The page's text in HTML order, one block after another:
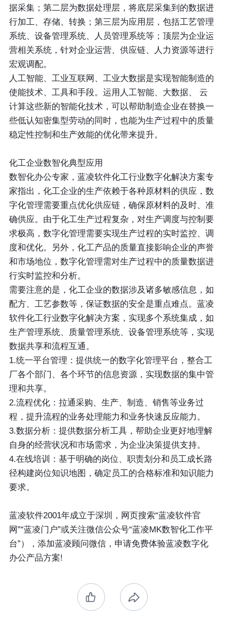
据采集；第二层为数据处理层，将底层采集到的数据进
行加工、存储、转换；第三层为应用层，包括工艺管理
系统、设备管理系统、人员管理系统等；顶层为企业运
营相关系统，针对企业运营、供应链、人力资源等进行
宏观调配。
人工智能、工业互联网、工业大数据是实现智能制造的
使能技术、工具和手段。运用人工智能、大数据、 云
计算这些新的智能化技术，可以帮助制造企业在替换一
些低认知密集型劳动的同时，也能为生产过程中的质量
稳定性控制和生产效能的优化带来提升。
化工企业数智化典型应用
数智化办公专家，蓝凌软件化工行业数字化解决方案专
家指出，化工企业的生产依赖于各种原材料的供应，数
字化管理需要重点优化供应链，确保原材料的及时、准
确供应。由于化工生产过程复杂，对生产调度与控制要
求极高，数字化管理需要实现生产过程的实时监控、调
度和优化。另外，化工产品的质量直接影响企业的声誉
和市场地位，数字化管理需对生产过程中的质量数据进
行实时监控和分析。
需要注意的是，化工企业的数据涉及诸多敏感信息，如
配方、工艺参数等，保证数据的安全是重点难点。蓝凌
软件化工行业数字化解决方案，实现多个系统集成，如
生产管理系统、质量管理系统、设备管理系统等，实现
数据共享和流程互通。
1.统一平台管理：提供统一的数字化管理平台，整合工
厂各个部门、各个环节的信息资源，实现数据的集中管
理和共享。
2.流程优化：拉通采购、生产、制造、销售等业务过
程，提升流程的业务处理能力和业务快速反应能力。
3.数据分析：提供数据分析工具，帮助企业更好地理解
自身的经营状况和市场需求，为企业决策提供支持。
4.在线培训：基于明确的岗位、职责划分和员工成长路
径构建岗位知识地图，确定员工的合格标准和知识能力
要求。
蓝凌软件2001年成立于深圳，网页搜索“蓝凌软件官
网”“蓝凌门户”或关注微信公众号“蓝凌MK数智化工作平
台”），添加蓝凌顾问微信，申请免费体验蓝凌数字化
办公产品方案!